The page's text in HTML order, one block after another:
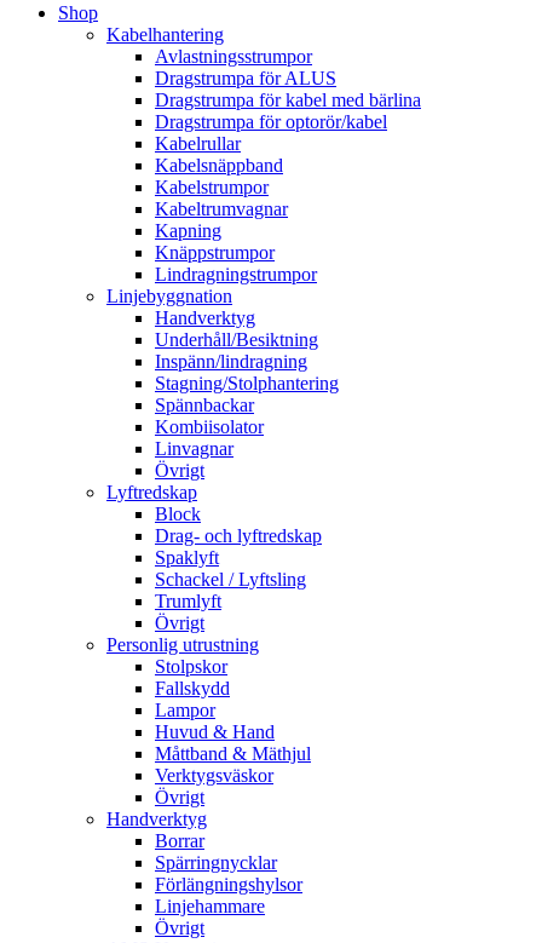
Shop
Kabelhantering
Avlastningsstrumpor
Dragstrumpa för ALUS
Dragstrumpa för kabel med bärlina
Dragstrumpa för optorör/kabel
Kabelrullar
Kabelsnäppband
Kabelstrumpor
Kabeltrumvagnar
Kapning
Knäppstrumpor
Lindragningstrumpor
Linjebyggnation
Handverktyg
Underhåll/Besiktning
Inspänn/lindragning
Stagning/Stolphantering
Spännbackar
Kombiisolator
Linvagnar
Övrigt
Lyftredskap
Block
Drag- och lyftredskap
Spaklyft
Schackel / Lyftsling
Trumlyft
Övrigt
Personlig utrustning
Stolpskor
Fallskydd
Lampor
Huvud & Hand
Måttband & Mäthjul
Verktygsväskor
Övrigt
Handverktyg
Borrar
Spärringnycklar
Förlängningshylsor
Linjehammare
Övrigt